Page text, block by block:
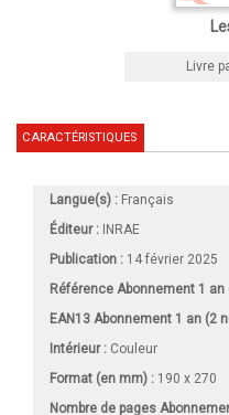
Livre
CARACTÉRISTIQUES
Langue(s) : Français
Éditeur : INRAE
Publication : 14 février 2025
Référence Abonnement 1
EAN13 Abonnement 1 an (2
Intérieur : Couleur
Format (en mm) : 190 x 270
Nombre de pages